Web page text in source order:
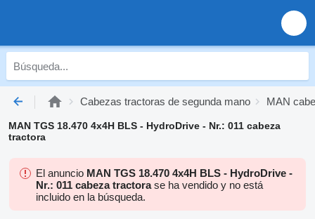
Cabezas tractoras de segunda mano MAN
MAN TGS 18.470 4x4H BLS - HydroDrive - Nr.: 011 cabeza
tractora
El anuncio MAN TGS 18.470 4x4H BLS - HydroDrive -
Nr.: 011 cabeza tractorase ha vendido y no está
incluido en la búsqueda.